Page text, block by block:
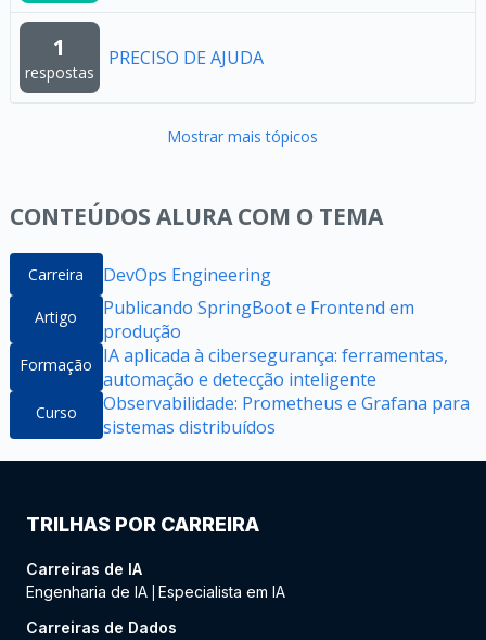
1
respostas
PRECISO DE AJUDA
Mostrar mais tópicos
CONTEÚDOS ALURA COM O TEMA
Carreira DevOps Engineering
Artigo
Publicando SpringBoot e Frontend em
produção
Formação
IA aplicada à cibersegurança: ferramentas,
automação e detecção inteligente
Curso
Observabilidade: Prometheus e Grafana para
sistemas distribuídos
TRILHAS POR CARREIRA
Carreiras de IA
Engenharia de IA Especialista em IA
Carreiras de Dados